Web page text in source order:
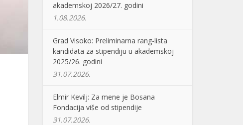
akademskoj 2026/27. godini
1.08.2026.
Grad Visoko: Preliminarna rang-lista
kandidata za stipendiju u akademskoj
2025/26. godini
31.07.2026.
Elmir Kevilj: Za mene je Bosana
Fondacija više od stipendije
31.07.2026.